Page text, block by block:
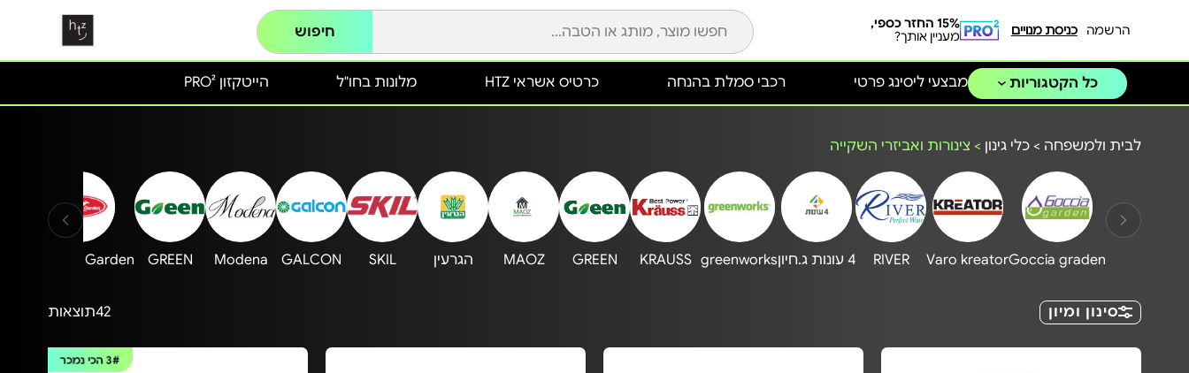
הרשמה כניסת מנויים
15% החזר כספי,
מעניין אותך?
חיפוש
כל הקטגוריות הייטקזון PRO² מלונות בחו"ל כרטיס אשראי HTZ מבצעי ליסינג פרטי רכבי סמלת בהנחה
לבית ולמשפחה > כלי גינון > צינורות ואביזרי השקייה
Goccia graden
Varo kreator
RIVER 4 עונות ג.חיון greenworks
KRAUSS
GREEN
MAOZ הגרעין‏ SKIL
GALCON
Modena
GREEN
Australia Garden
סינון ומיון 42תוצאות
3#הכי נמכר